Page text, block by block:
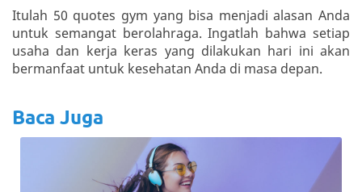
Itulah 50 quotes gym yang bisa menjadi alasan Anda
untuk semangat berolahraga. Ingatlah bahwa setiap
usaha dan kerja keras yang dilakukan hari ini akan
bermanfaat untuk kesehatan Anda di masa depan.
Baca Juga